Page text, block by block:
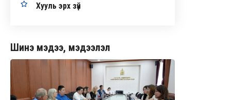
Хууль эрх зүй
Шинэ мэдээ, мэдээлэл